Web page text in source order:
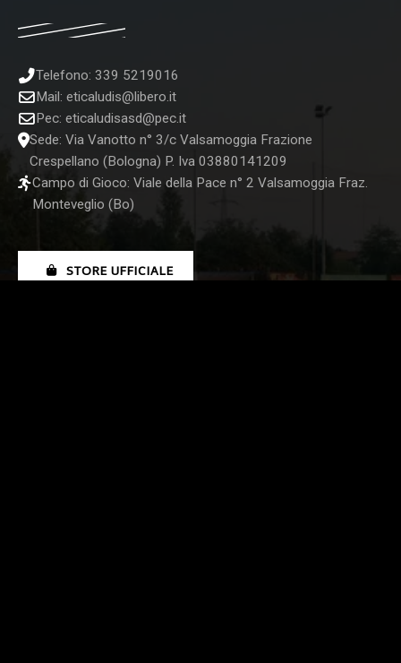
Telefono: 339 5219016
Mail: eticaludis@libero.it
Pec: eticaludisasd@pec.it
Sede: Via Vanotto n° 3/c Valsamoggia Frazione
Crespellano (Bologna) P. Iva 03880141209
Campo di Gioco: Viale della Pace n° 2 Valsamoggia Fraz.
Monteveglio (Bo)
STORE UFFICIALE